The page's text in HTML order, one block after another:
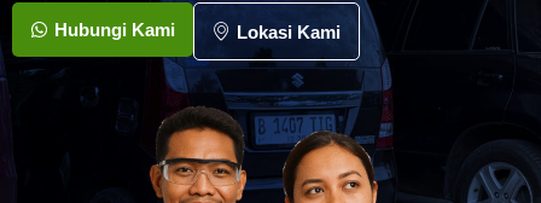
Hubungi Kami Lokasi Kami